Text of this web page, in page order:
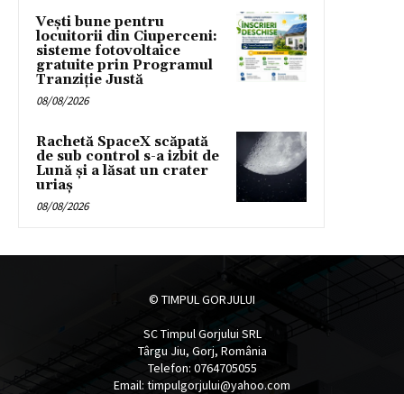
Vești bune pentru
locuitorii din Ciuperceni:
sisteme fotovoltaice
gratuite prin Programul
Tranziție Justă
08/08/2026
Rachetă SpaceX scăpată
de sub control s-a izbit de
Lună și a lăsat un crater
uriaș
08/08/2026
© TIMPUL GORJULUI
SC Timpul Gorjului SRL
Târgu Jiu, Gorj, România
Telefon: 0764705055
Email: timpulgorjului@yahoo.com